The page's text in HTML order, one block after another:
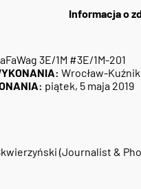
Informacja o
3E/1M #3E/1M-201
Wrocław-
piątek, 5 maja 2019
(Journalist &